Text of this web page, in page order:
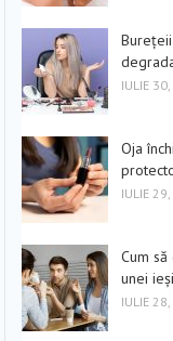
IULIE
Oja
IULIE
Cum
unei
IULIE